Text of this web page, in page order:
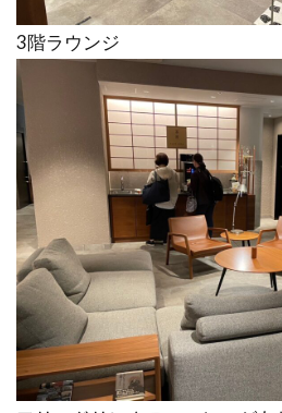
3階ラウンジ